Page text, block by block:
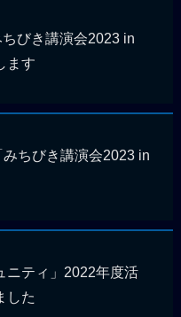
びき講演会2023 in
ます
みちびき講演会2023 in
ニティ」2022年度活
した